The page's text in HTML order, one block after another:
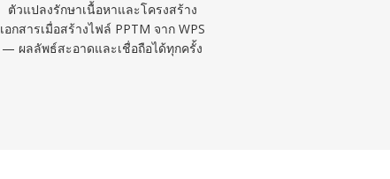
ตัวแปลงรักษาเนื้อหาและโครงสร้าง
เอกสารเมื่อสร้างไฟล์ PPTM จาก WPS
— ผลลัพธ์สะอาดและเชื่อถือได้ทุกครั้ง